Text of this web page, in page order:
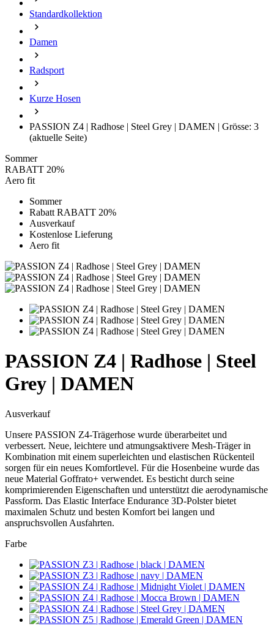
Standardkollektion
Damen
Radsport
Kurze Hosen
PASSION Z4 | Radhose | Steel Grey | DAMEN | Grösse: 3
(aktuelle Seite)
Sommer
RABATT 20%
Aero fit
Sommer
Rabatt RABATT 20%
Ausverkauf
Kostenlose Lieferung
Aero fit
PASSION Z4 | Radhose | Steel
Grey | DAMEN
Ausverkauf
Unsere PASSION Z4-Trägerhose wurde überarbeitet und
verbessert. Neue, leichtere und atmungsaktivere Mesh-Träger in
Kombination mit einem superleichten und elastischen Rückenteil
sorgen für ein neues Komfortlevel. Für die Hosenbeine wurde das
neue Material Goffrato+ verwendet. Es besticht durch seine
komprimierenden Eigenschaften und unterstützt die aerodynamische
Passform. Das Elastic Interface Endurance 3D-Polster bietet
maximalen Schutz und besten Komfort bei langen und
anspruchsvollen Ausfahrten.
Farbe